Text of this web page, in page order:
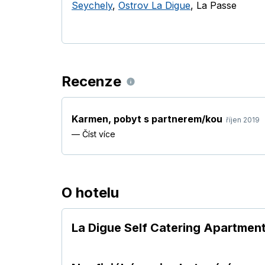
Seychely, Ostrov La Digue, La Passe
Recenze
Karmen, pobyt s partnerem/kou říjen 2019
— Číst více
O hotelu
La Digue Self Catering